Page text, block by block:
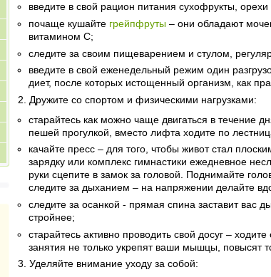
введите в свой рацион питания сухофрукты,
почаще кушайте грейпфруты – они обладают
витамином С;
следите за своим пищеварением и стулом,
введите в свой еженедельный режим один
диет, после которых истощенный организм, как
2. Дружите со спортом и физическими нагрузками:
старайтесь как можно чаще двигаться в течение
пешей прогулкой, вместо лифта ходите по
качайте пресс – для того, чтобы живот стал
зарядку или комплекс гимнастики ежедневное
руки сцепите в замок за головой. Поднимайте
следите за дыханием – на напряжении делайте
следите за осанкой - прямая спина заставит вас
стройнее;
старайтесь активно проводить свой досуг –
занятия не только укрепят ваши мышцы, повысят
3. Уделяйте внимание уходу за собой: